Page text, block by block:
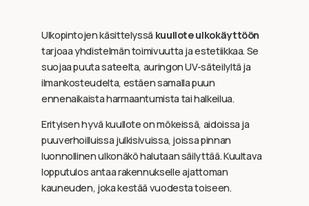
Ulkopintojen käsittelyssä kuullote ulkokäyttöön
tarjoaa yhdistelmän toimivuutta ja estetiikkaa. Se
suojaa puuta sateelta, auringon UV-säteilyltä ja
ilmankosteudelta, estäen samalla puun
ennenaikaista harmaantumista tai halkeilua.
Erityisen hyvä kuullote on mökeissä, aidoissa ja
puuverhoilluissa julkisivuissa, joissa pinnan
luonnollinen ulkonäkö halutaan säilyttää. Kuultava
lopputulos antaa rakennukselle ajattoman
kauneuden, joka kestää vuodesta toiseen.